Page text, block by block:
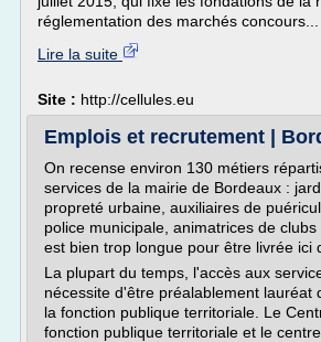
réglementation des marchés concours...
Lire la suite
Site : http://cellules.eu
Emplois et recrutement |
On recense environ 130 métiers
services de la mairie de Bordeaux :
propreté urbaine, auxiliaires de
police municipale, animatrices de
est bien trop longue pour être livrée ici
La plupart du temps, l'accès aux
nécessite d'être préalablement lauréat
la fonction publique territoriale. Le
fonction publique territoriale et le